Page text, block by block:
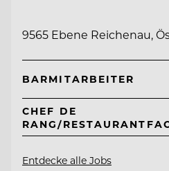
9565 Ebene Reichenau,
BARMITARBEITER
CHEF DE
RANG/
Entdecke alle Jobs